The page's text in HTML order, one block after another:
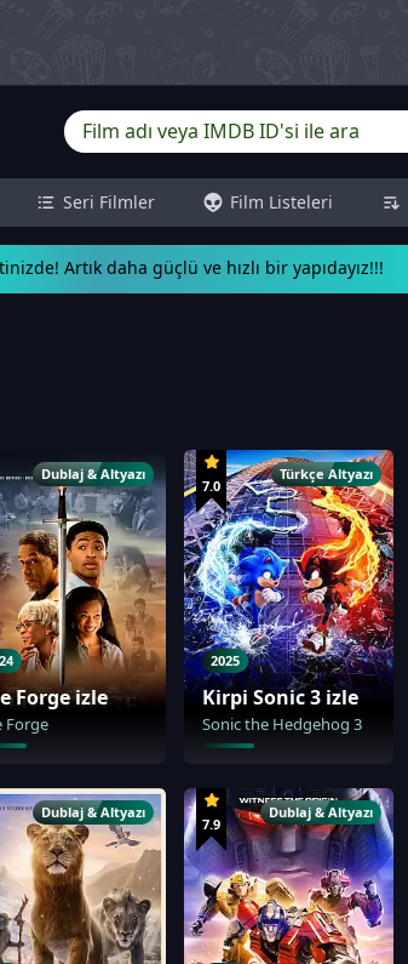
Seri Filmler Film Listeleri
Artık daha güçlü ve hızlı bir yapıdayız!!!
Dublaj & Altyazı
Forge izle
Forge
7.0
Türkçe Altyazı
2025
Kirpi Sonic 3 izle
Sonic the Hedgehog 3
Dublaj & Altyazı
7.9
Dublaj & Altyazı